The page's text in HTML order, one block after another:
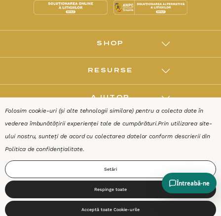
SHOP
RESURSE
AJUTOR
DESPRE
Folosim cookie-uri (și alte tehnologii similare) pentru a colecta date în
vederea îmbunătățirii experienței tale de cumpărături.Prin utilizarea site-
ului nostru, sunteți de acord cu colectarea datelor conform descrierii din
Politica de confidențialitate.
Setări
Respinge toate
Acceptă toate Cookie-urile